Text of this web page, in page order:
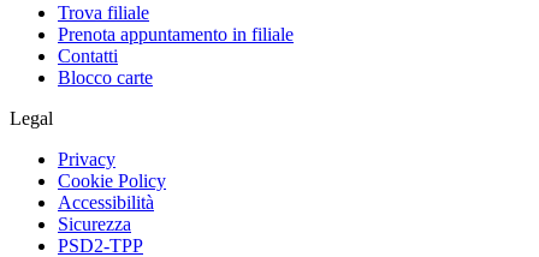
Trova filiale
Prenota appuntamento in filiale
Contatti
Blocco carte
Legal
Privacy
Cookie Policy
Accessibilità
Sicurezza
PSD2-TPP